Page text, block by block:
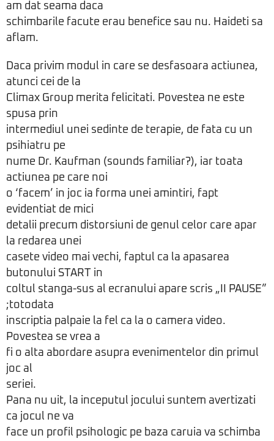
am dat seama daca
schimbarile facute erau benefice sau nu. Haideti sa
aflam.
Daca privim modul in care se desfasoara actiunea,
atunci cei de la
Climax Group merita felicitati. Povestea ne este
spusa prin
intermediul unei sedinte de terapie, de fata cu un
psihiatru pe
nume Dr. Kaufman (sounds familiar?), iar toata
actiunea pe care noi
o ‘facem’ in joc ia forma unei amintiri, fapt
evidentiat de mici
detalii precum distorsiuni de genul celor care apar
la redarea unei
casete video mai vechi, faptul ca la apasarea
butonului START in
coltul stanga-sus al ecranului apare scris „II PAUSE”
;totodata
inscriptia palpaie la fel ca la o camera video.
Povestea se vrea a
fi o alta abordare asupra evenimentelor din primul
joc al
seriei.
Pana nu uit, la inceputul jocului suntem avertizati
ca jocul ne va
face un profil psihologic pe baza caruia va schimba